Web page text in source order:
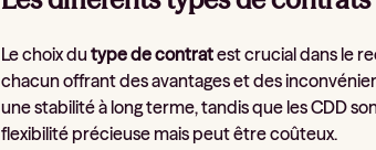
Le choix du type de contratest crucial dans le
chacun offrant des avantages et des
une stabilité à long terme, tandis que les CDD
flexibilité précieuse mais peut être coûteux.